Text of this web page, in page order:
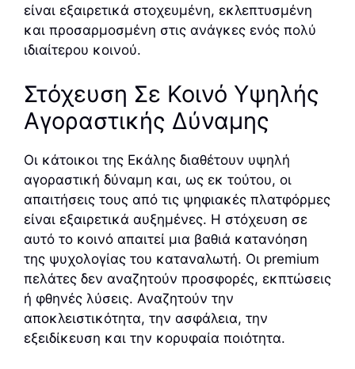
είναι εξαιρετικά στοχευμένη, εκλεπτυσμένη
και προσαρμοσμένη στις ανάγκες ενός πολύ
ιδιαίτερου κοινού.
Στόχευση Σε Κοινό Υψηλής
Αγοραστικής Δύναμης
Οι κάτοικοι της Εκάλης διαθέτουν υψηλή
αγοραστική δύναμη και, ως εκ τούτου, οι
απαιτήσεις τους από τις ψηφιακές πλατφόρμες
είναι εξαιρετικά αυξημένες. Η στόχευση σε
αυτό το κοινό απαιτεί μια βαθιά κατανόηση
της ψυχολογίας του καταναλωτή. Οι premium
πελάτες δεν αναζητούν προσφορές, εκπτώσεις
ή φθηνές λύσεις. Αναζητούν την
αποκλειστικότητα, την ασφάλεια, την
εξειδίκευση και την κορυφαία ποιότητα.